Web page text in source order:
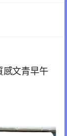
感文青早午